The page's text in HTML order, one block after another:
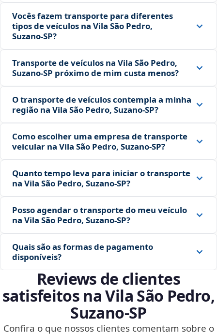
Vocês fazem transporte para diferentes
tipos de veículos na Vila São Pedro,
Suzano‑SP?
Transporte de veículos na Vila São Pedro,
Suzano‑SP próximo de mim custa menos?
O transporte de veículos contempla a minha
região na Vila São Pedro, Suzano‑SP?
Como escolher uma empresa de transporte
veicular na Vila São Pedro, Suzano‑SP?
Quanto tempo leva para iniciar o transporte
na Vila São Pedro, Suzano‑SP?
Posso agendar o transporte do meu veículo
na Vila São Pedro, Suzano‑SP?
Quais são as formas de pagamento
disponíveis?
Reviews de clientes
satisfeitos na Vila São Pedro,
Suzano‑SP
Confira o que nossos clientes comentam sobre o